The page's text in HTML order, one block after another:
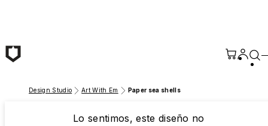
Design Studio Art With Em Paper sea shells
Lo sentimos, este diseño no